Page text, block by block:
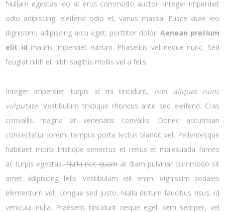
Nullam egestas leo at eros commodo auctor. Integer imperdiet
odio adipiscing, eleifend odio et, varius massa. Fusce vitae leo
dignissim, adipiscing arcu eget, porttitor dolor. Aenean pretium
elit id mauris imperdiet rutrum. Phasellus vel neque nunc. Sed
feugiat nibh et nibh sagittis mollis vel a felis.
Integer imperdiet turpis id mi tincidunt, non aliquet nunc
vulputate. Vestibulum tristique rhoncus ante sed eleifend. Cras
convallis magna at venenatis convallis. Donec accumsan
consectetur lorem, tempus porta lectus blandit vel. Pellentesque
habitant morbi tristique senectus et netus et malesuada fames
ac turpis egestas.Nulla nec quam at diam pulvinar commodo sit
amet adipiscing felis. Vestibulum elit enim, dignissim sodales
elementum vel, congue sed justo. Nulla dictum faucibus risus, id
vehicula nulla. Praesent tincidunt neque eget sem semper, vel